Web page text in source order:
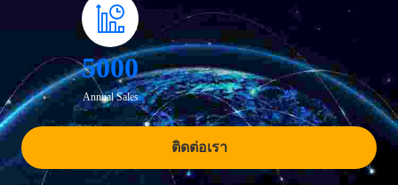
5000
Annual Sales
ติดต่อเรา